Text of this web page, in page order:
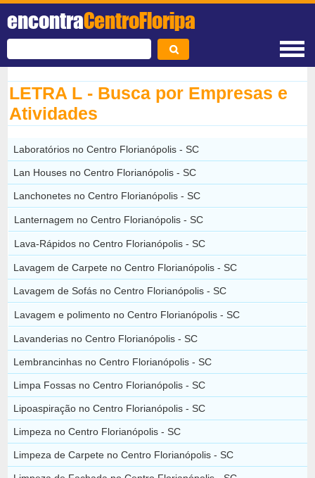
encontraCentroFloripa
LETRA L - Busca por Empresas e
Atividades
Laboratórios no Centro Florianópolis - SC
Lan Houses no Centro Florianópolis - SC
Lanchonetes no Centro Florianópolis - SC
Lanternagem no Centro Florianópolis - SC
Lava-Rápidos no Centro Florianópolis - SC
Lavagem de Carpete no Centro Florianópolis - SC
Lavagem de Sofás no Centro Florianópolis - SC
Lavagem e polimento no Centro Florianópolis - SC
Lavanderias no Centro Florianópolis - SC
Lembrancinhas no Centro Florianópolis - SC
Limpa Fossas no Centro Florianópolis - SC
Lipoaspiração no Centro Florianópolis - SC
Limpeza no Centro Florianópolis - SC
Limpeza de Carpete no Centro Florianópolis - SC